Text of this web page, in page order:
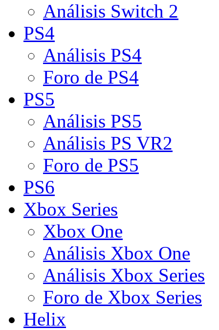
Análisis Switch 2
PS4
Análisis PS4
Foro de PS4
PS5
Análisis PS5
Análisis PS VR2
Foro de PS5
PS6
Xbox Series
Xbox One
Análisis Xbox One
Análisis Xbox Series
Foro de Xbox Series
Helix